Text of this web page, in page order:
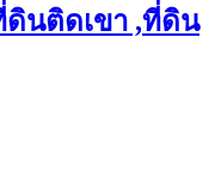
นติดเขา ,ที่ดิน